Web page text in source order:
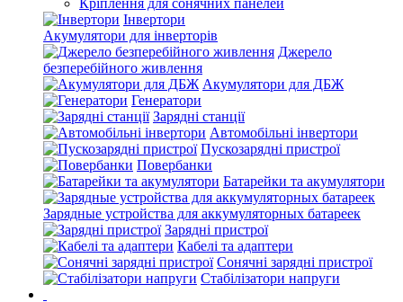
Кріплення для сонячних панелей
Інвертори
Акумулятори для інверторів
Джерело
безперебійного живлення
Акумулятори для ДБЖ
Генератори
Зарядні станції
Автомобільні інвертори
Пускозарядні пристрої
Повербанки
Батарейки та акумулятори
Зарядные устройства для аккумуляторных батареек
Зарядні пристрої
Кабелі та адаптери
Сонячні зарядні пристрої
Стабілізатори напруги